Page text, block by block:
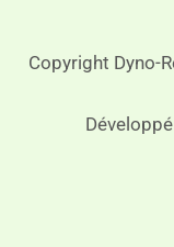
Copyright Dyno-